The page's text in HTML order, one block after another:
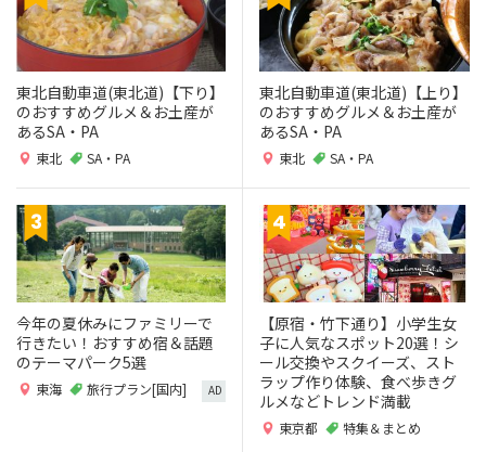
東北自動車道(東北道)【下り】
のおすすめグルメ＆お土産が
あるSA・PA
東北 SA・PA
東北自動車道(東北道)【上り】
のおすすめグルメ＆お土産が
あるSA・PA
東北 SA・PA
今年の夏休みにファミリーで
行きたい！おすすめ宿＆話題
のテーマパーク5選
東海 旅行プラン[国内] AD
【原宿・竹下通り】小学生女
子に人気なスポット20選！シ
ール交換やスクイーズ、スト
ラップ作り体験、食べ歩きグ
ルメなどトレンド満載
東京都 特集＆まとめ